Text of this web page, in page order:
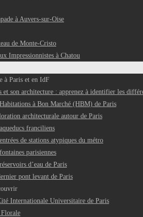
à Auvers-sur-Oise
de Monte-Cristo
Impressionnistes à Chatou
à Paris et en IdF
et son architecture : apprenez à identifier les
à Bon Marché (HBM) de Paris
architecturale autour de Paris
franciliens
de stations atypiques du métro
parisiennes
d’eau de Paris
pont levant de Paris
Internationale Universitaire de Paris